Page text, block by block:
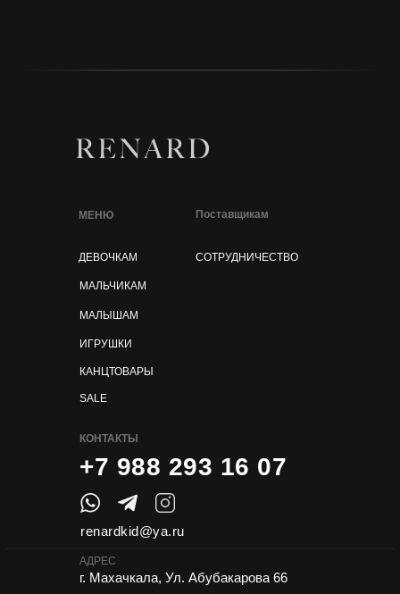
МЕНЮ
ДЕВОЧКАМ
МАЛЬЧИКАМ
МАЛЫШАМ
ИГРУШКИ
КАНЦТОВАРЫ
КОНТАКТЫ
+7 988 293 16 07
Поставщикам
renardkid@ya.ru
АДРЕС
г. Махачкала, Ул. Абубакарова 66
СОТРУДНИЧЕСТВО
SALE